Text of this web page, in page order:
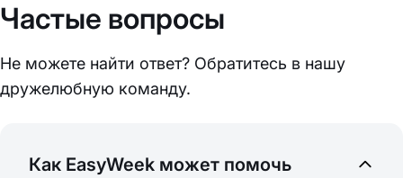
Частые вопросы
Не можете найти ответ? Обратитесь в нашу
дружелюбную команду.
Как EasyWeek может помочь